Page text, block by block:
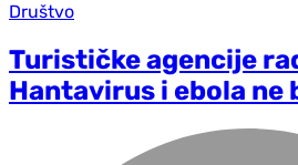
Društvo
Turističke agencije
Hantavirus i ebola ne